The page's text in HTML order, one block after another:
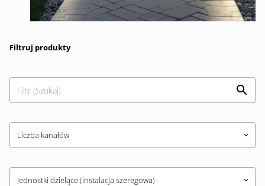
Filtruj produkty
Liczba kanałów keyboard_arrow_down
Jednostki dzielące (instalacja szeregowa) keyboard_arrow_down